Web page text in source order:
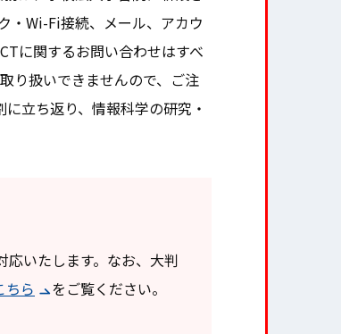
・Wi-Fi接続、メール、アカウ
に関するお問い合わせはすべ
り扱いできませんので、ご注
立ち返り、情報科学の研究・
いたします。なお、大判
ちら
をご覧ください。